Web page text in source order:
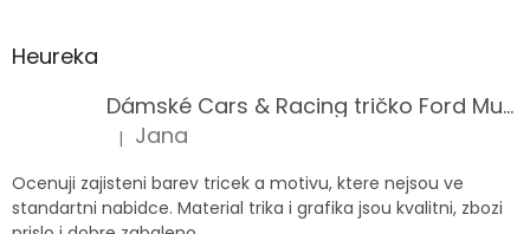
Heureka
Dámské Cars & Racing tričko Ford Mustang 5. generace
Hodnocení produktu je 5 z 5 hvězdiček.
| Jana
Ocenuji zajisteni barev tricek a motivu, ktere nejsou ve
standartni nabidce. Material trika i grafika jsou kvalitni, zbozi